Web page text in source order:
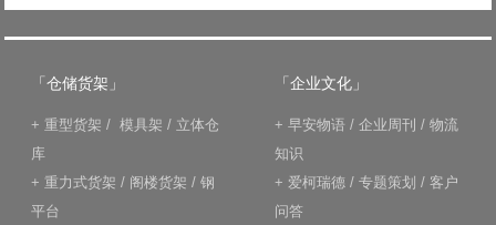
「仓储货架」
+ 重型货架 / 模具架 / 立体仓
库
+ 重力式货架 / 阁楼货架 / 钢
平台
「企业文化」
+ 早安物语 / 企业周刊 / 物流
知识
+ 爱柯瑞德 / 专题策划 / 客户
问答